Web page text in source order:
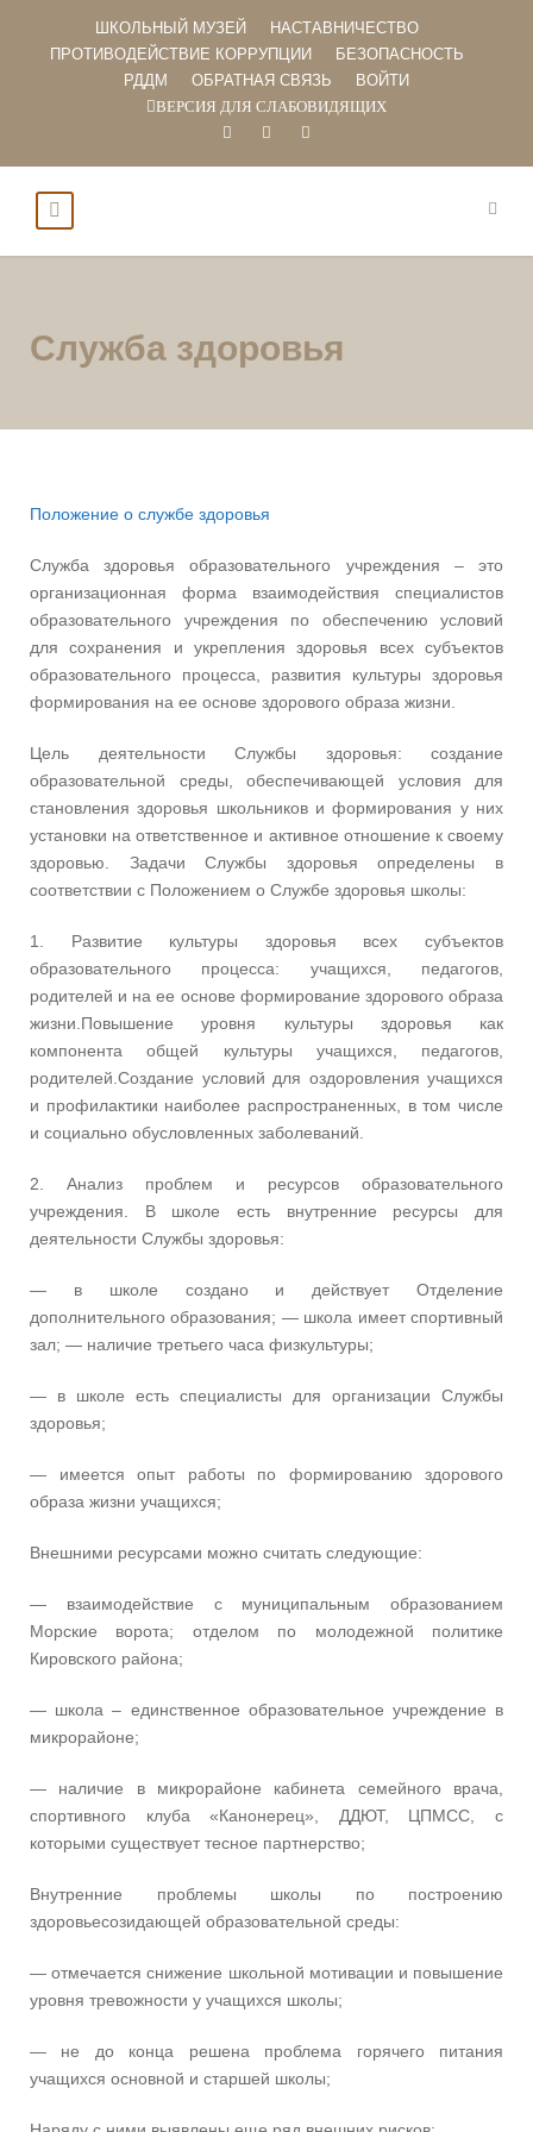
ШКОЛЬНЫЙ МУЗЕЙ
НАСТАВНИЧЕСТВО
ПРОТИВОДЕЙСТВИЕ КОРРУПЦИИ
БЕЗОПАСНОСТЬ
РДДМ
ОБРАТНАЯ СВЯЗЬ
ВОЙТИ
ВЕРСИЯ ДЛЯ СЛАБОВИДЯЩИХ
Служба здоровья
Положение о службе здоровья
Служба здоровья образовательного учреждения – это
организационная форма взаимодействия специалистов
образовательного учреждения по обеспечению условий
для сохранения и укрепления здоровья всех субъектов
образовательного процесса, развития культуры здоровья
формирования на ее основе здорового образа жизни.
Цель деятельности Службы здоровья: создание
образовательной среды, обеспечивающей условия для
становления здоровья школьников и формирования у них
установки на ответственное и активное отношение к своему
здоровью. Задачи Службы здоровья определены в
соответствии с Положением о Службе здоровья школы:
1. Развитие культуры здоровья всех субъектов
образовательного процесса: учащихся, педагогов,
родителей и на ее основе формирование здорового образа
жизни.Повышение уровня культуры здоровья как
компонента общей культуры учащихся, педагогов,
родителей.Создание условий для оздоровления учащихся
и профилактики наиболее распространенных, в том числе
и социально обусловленных заболеваний.
2. Анализ проблем и ресурсов образовательного
учреждения. В школе есть внутренние ресурсы для
деятельности Службы здоровья:
— в школе создано и действует Отделение
дополнительного образования; — школа имеет спортивный
зал; — наличие третьего часа физкультуры;
— в школе есть специалисты для организации Службы
здоровья;
— имеется опыт работы по формированию здорового
образа жизни учащихся;
Внешними ресурсами можно считать следующие:
— взаимодействие с муниципальным образованием
Морские ворота; отделом по молодежной политике
Кировского района;
— школа – единственное образовательное учреждение в
микрорайоне;
— наличие в микрорайоне кабинета семейного врача,
спортивного клуба «Канонерец», ДДЮТ, ЦПМСС, с
которыми существует тесное партнерство;
Внутренние проблемы школы по построению
здоровьесозидающей образовательной среды:
— отмечается снижение школьной мотивации и повышение
уровня тревожности у учащихся школы;
— не до конца решена проблема горячего питания
учащихся основной и старшей школы;